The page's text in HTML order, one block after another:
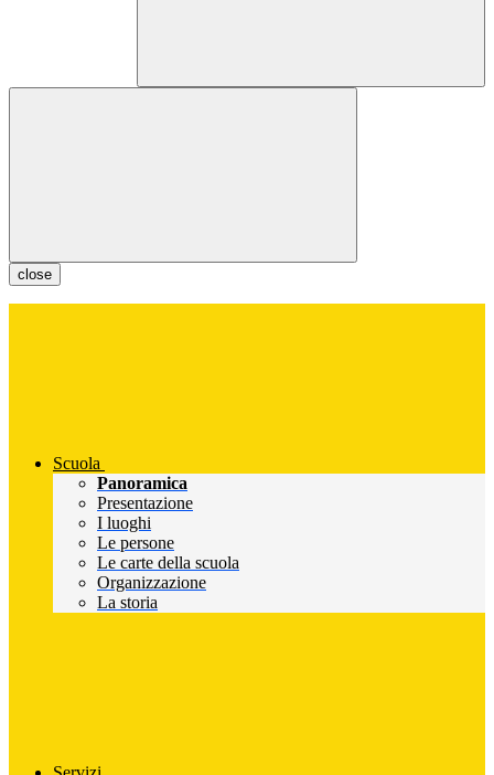
close
Scuola
Panoramica
Presentazione
I luoghi
Le persone
Le carte della scuola
Organizzazione
La storia